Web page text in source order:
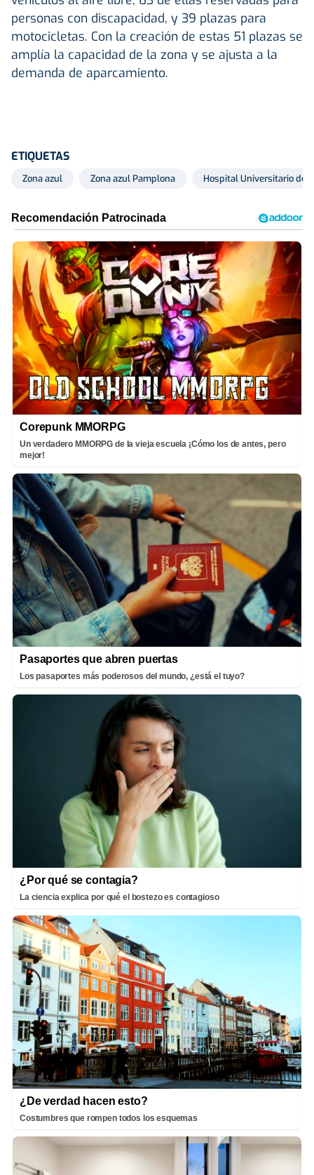
personas con discapacidad, y 39 plazas para
motocicletas. Con la creación de estas 51 plazas se
amplía la capacidad de la zona y se ajusta a la
demanda de aparcamiento.
ETIQUETAS
Zona azul Zona azul Pamplona Hospital Universitario de
Corepunk MMORPG
Un verdadero MMORPG de la vieja escuela ¡Cómo los de antes, pero
mejor!
Pasaportes que abren puertas
Los pasaportes más poderosos del mundo, ¿está el tuyo?
¿Por qué se contagia?
La ciencia explica por qué el bostezo es contagioso
¿De verdad hacen esto?
Costumbres que rompen todos los esquemas